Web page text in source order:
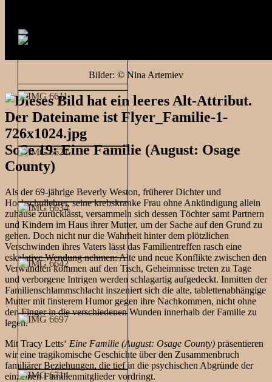
Bilder: © Nina Artemiev
SoSe 19: Eine Familie (August: Osage
County)
Als der 69-jährige Beverly Weston, früherer Dichter und
Hochschullehrer, seine krebskranke Frau ohne Ankündigung allein
zuhause zurücklässt, versammeln sich dessen Töchter samt Partnern
und Kindern im Haus ihrer Mutter, um der Sache auf den Grund zu
gehen. Doch nicht nur die Wahrheit hinter dem plötzlichen
Verschwinden ihres Vaters lässt das Familientreffen rasch eine
eskalative Wendung nehmen: Alte und neue Konflikte zwischen den
Verwandten kommen auf den Tisch, Geheimnisse treten zu Tage
und verborgene Intrigen werden schlagartig aufgedeckt. Inmitten der
Familienschlammschlacht inszeniert sich die alte, tablettenabhängige
Mutter mit finsterem Humor gegen ihre Nachkommen, nicht ohne
den Finger in die verschiedenen Wunden innerhalb der Familie zu
legen.
Mit Tracy Letts‘ Eine Familie (August: Osage County) präsentieren
wir eine tragikomische Geschichte über den Zusammenbruch
familiärer Beziehungen, die tief in die psychischen Abgründe der
einzelnen Familienmitglieder vordringt.